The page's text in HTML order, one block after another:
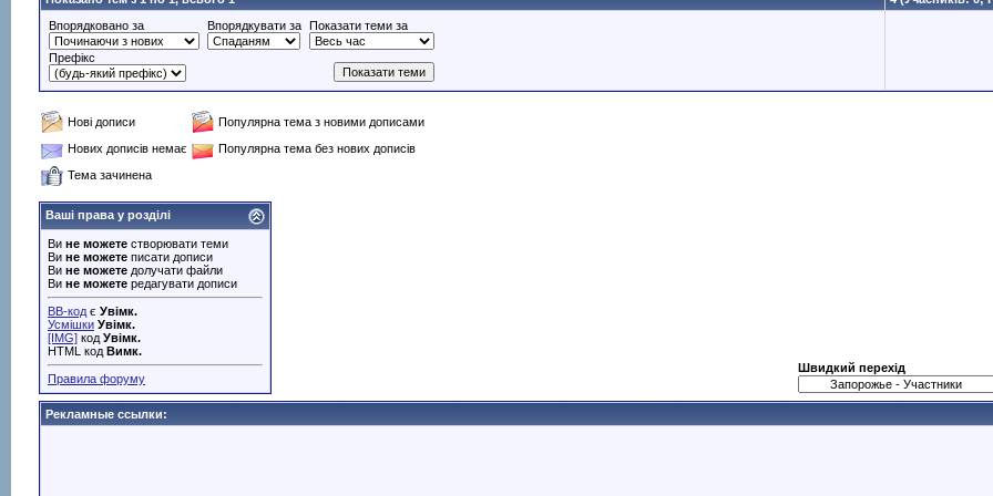
Впорядковано за
Впорядкувати за Показати теми за
Префікс
Нові дописи
Популярна тема з новими дописами
Нових дописів немає
Популярна тема без нових дописів
Тема зачинена
Ваші права у розділі
Ви не можете створювати теми
Ви не можете писати дописи
Ви не можете долучати файли
Ви не можете редагувати дописи
BB-код є Увімк.
Усмішки Увімк.
[IMG] код Увімк.
HTML код Вимк.
Правила форуму
Швидкий перехід
Рекламные ссылки: